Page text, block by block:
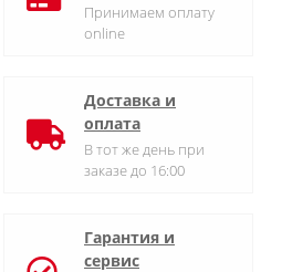
Принимаем оплату
online
Доставка и
оплата
В тот же день при
заказе до 16:00
Гарантия и
сервис